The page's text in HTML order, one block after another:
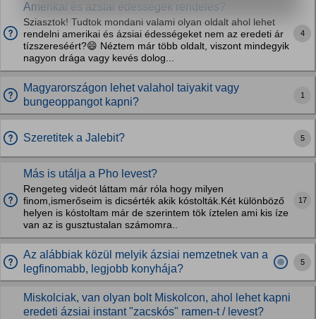
Amerikai és ázsiai édességek rendelés?
Sziasztok! Tudtok mondani valami olyan oldalt ahol lehet
rendelni amerikai és ázsiai édességeket nem az eredeti ár
tízszereséért?😄 Néztem már több oldalt, viszont mindegyik
nagyon drága vagy kevés dolog...
4
Magyarországon lehet valahol taiyakit vagy
bungeoppangot kapni?
1
Szeretitek a Jalebit? 5
Más is utálja a Pho levest?
Rengeteg videót láttam már róla hogy milyen
finom,ismerőseim is dicsérték akik kóstolták.Két különböző
helyen is kóstoltam már de szerintem tök íztelen ami kis íze
van az is gusztustalan számomra..
17
Az alábbiak közül melyik ázsiai nemzetnek van a
legfinomabb, legjobb konyhája?
5
Miskolciak, van olyan bolt Miskolcon, ahol lehet kapni
eredeti ázsiai instant "zacskós" ramen-t / levest?